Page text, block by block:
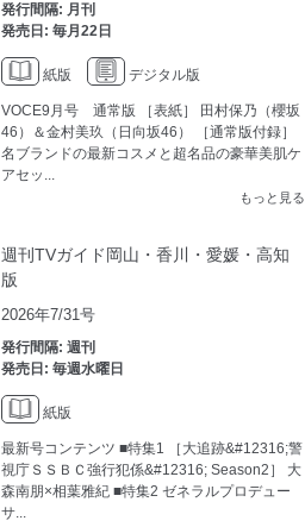
発行間隔: 月刊
発売日: 毎月22日
紙版 デジタル版
VOCE9月号 通常版 ［表紙］ 田村保乃（櫻坂
46）＆金村美玖（日向坂46） ［通常版付録］
名ブランドの最新コスメと超名品の豪華美肌ケ
アセッ...
もっと見る
週刊TVガイド岡山・香川・愛媛・高知
版
2026年7/31号
発行間隔: 週刊
発売日: 毎週水曜日
紙版
最新号コンテンツ ■特集1 ［大追跡&#12316;警
視庁ＳＳＢＣ強行犯係&#12316; Season2］ 大
森南朋×相葉雅紀 ■特集2 ゼネラルプロデュー
サ...